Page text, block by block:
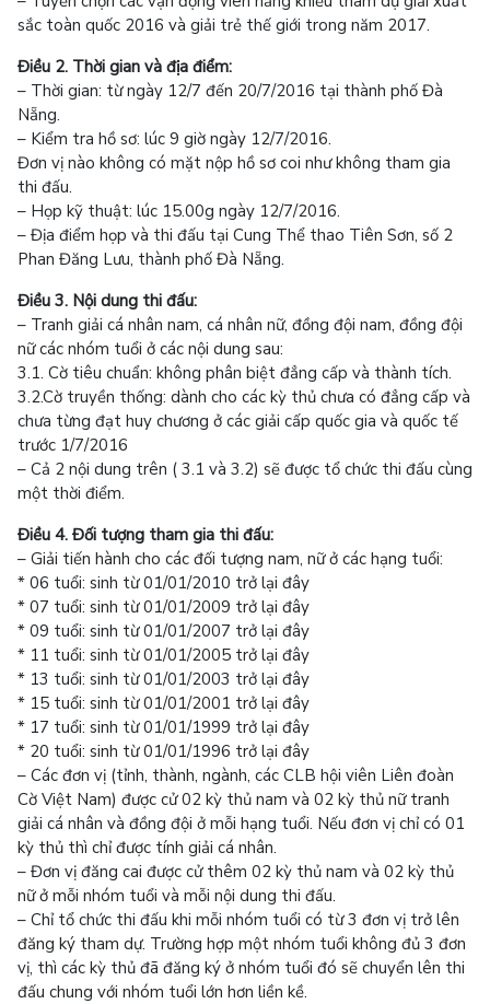
sắc toàn quốc 2016 và giải trẻ thế giới trong năm 2017.
Điều 2. Thời gian và địa điểm:
– Thời gian: từ ngày 12/7 đến 20/7/2016 tại thành phố Đà
Nẵng.
– Kiểm tra hồ sơ: lúc 9 giờ ngày 12/7/2016.
Đơn vị nào không có mặt nộp hồ sơ coi như không tham gia
thi đấu.
– Họp kỹ thuật: lúc 15.00g ngày 12/7/2016.
– Địa điểm họp và thi đấu tại Cung Thể thao Tiên Sơn, số 2
Phan Đăng Lưu, thành phố Đà Nẵng.
Điều 3. Nội dung thi đấu:
– Tranh giải cá nhân nam, cá nhân nữ, đồng đội nam, đồng đội
nữ các nhóm tuổi ở các nội dung sau:
3.1. Cờ tiêu chuẩn: không phân biệt đẳng cấp và thành tích.
3.2.Cờ truyền thống: dành cho các kỳ thủ chưa có đẳng cấp và
chưa từng đạt huy chương ở các giải cấp quốc gia và quốc tế
trước 1/7/2016
– Cả 2 nội dung trên ( 3.1 và 3.2) sẽ được tổ chức thi đấu cùng
một thời điểm.
Điều 4. Đối tượng tham gia thi đấu:
– Giải tiến hành cho các đối tượng nam, nữ ở các hạng tuổi:
* 06 tuổi: sinh từ 01/01/2010 trở lại đây
* 07 tuổi: sinh từ 01/01/2009 trở lại đây
* 09 tuổi: sinh từ 01/01/2007 trở lại đây
* 11 tuổi: sinh từ 01/01/2005 trở lại đây
* 13 tuổi: sinh từ 01/01/2003 trở lại đây
* 15 tuổi: sinh từ 01/01/2001 trở lại đây
* 17 tuổi: sinh từ 01/01/1999 trở lại đây
* 20 tuổi: sinh từ 01/01/1996 trở lại đây
– Các đơn vị (tỉnh, thành, ngành, các CLB hội viên Liên đoàn
Cờ Việt Nam) được cử 02 kỳ thủ nam và 02 kỳ thủ nữ tranh
giải cá nhân và đồng đội ở mỗi hạng tuổi. Nếu đơn vị chỉ có 01
kỳ thủ thì chỉ được tính giải cá nhân.
– Đơn vị đăng cai được cử thêm 02 kỳ thủ nam và 02 kỳ thủ
nữ ở mỗi nhóm tuổi và mỗi nội dung thi đấu.
– Chỉ tổ chức thi đấu khi mỗi nhóm tuổi có từ 3 đơn vị trở lên
đăng ký tham dự. Trường hợp một nhóm tuổi không đủ 3 đơn
vị, thì các kỳ thủ đã đăng ký ở nhóm tuổi đó sẽ chuyển lên thi
đấu chung với nhóm tuổi lớn hơn liền kề.